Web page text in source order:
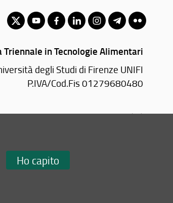
Triennale in Tecnologie Alimentari
degli Studi di Firenze UNIFI
P.IVA/Cod.Fis 01279680480
Cascine, 18 - 50144 Firenze (FI)
Ho capito